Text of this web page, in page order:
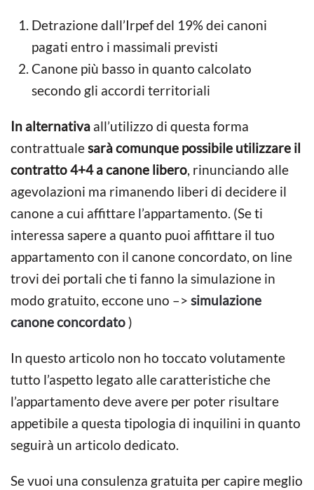
Detrazione dall’Irpef del 19% dei canoni
pagati entro i massimali previsti
Canone più basso in quanto calcolato
secondo gli accordi territoriali
In alternativa all’utilizzo di questa forma
contrattualesarà comunque possibile utilizzare il
contratto 4+4 a canone libero, rinunciando alle
agevolazioni ma rimanendo liberi di decidere il
canone a cui affittare l’appartamento. (Se ti
interessa sapere a quanto puoi affittare il tuo
appartamento con il canone concordato, on line
trovi dei portali che ti fanno la simulazione in
modo gratuito, eccone uno –> simulazione
canone concordato)
In questo articolo non ho toccato volutamente
tutto l’aspetto legato alle caratteristiche che
l’appartamento deve avere per poter risultare
appetibile a questa tipologia di inquilini in quanto
seguirà un articolo dedicato.
Se vuoi una consulenza gratuita per capire meglio